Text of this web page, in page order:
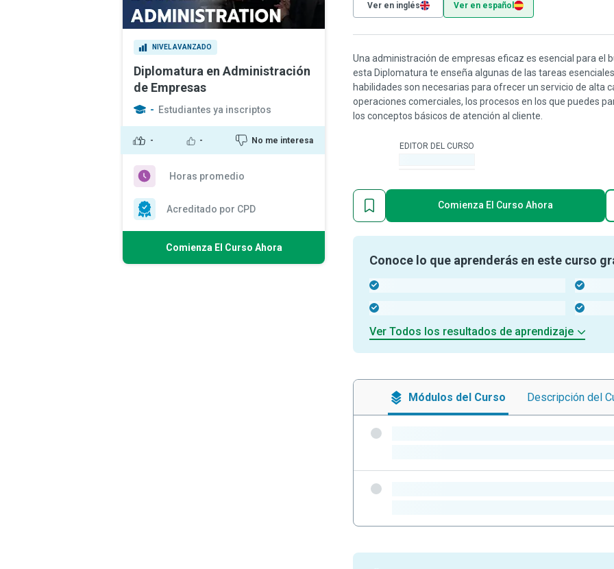
NIVEL AVANZADO
Diplomatura en Administración
de Empresas
- Estudiantes ya inscriptos
- - No me interesa
Horas promedio
Acreditado por CPD
Comienza El Curso Ahora
Ver en inglés Ver en español
Una administración de empresas eficaz es esencial para el
esta Diplomatura te enseña algunas de las tareas
habilidades son necesarias para ofrecer un servicio de alta
operaciones comerciales, los procesos en los que puedes
los conceptos básicos de atención al cliente.
EDITOR DEL CURSO
Comienza El Curso Ahora
Conoce lo que aprenderás en este curso
Ver Todos los resultados de aprendizaje
Módulos del Curso Descripción del